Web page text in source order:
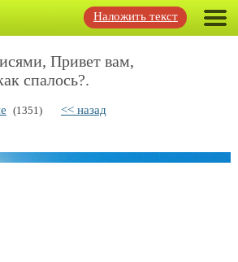
Наложить текст
Привет вам,
спалось?.
(1351) << назад